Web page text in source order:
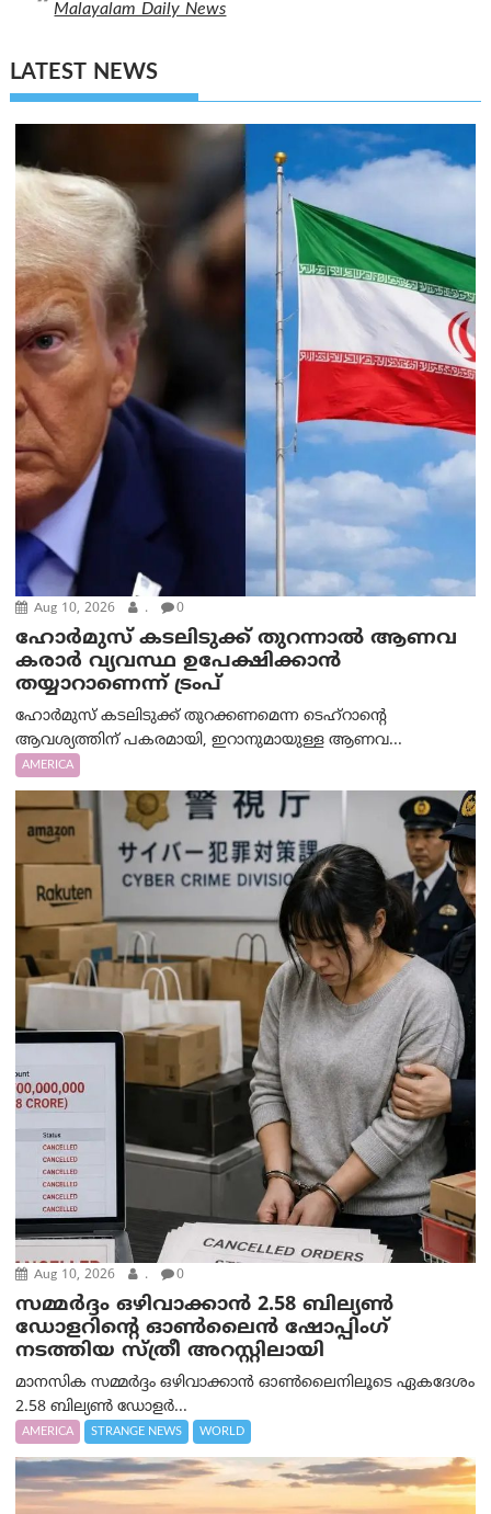
Malayalam Daily News
LATEST NEWS
Aug 10, 2026 . 0
ഹോർമുസ് കടലിടുക്ക് തുറന്നാൽ ആണവ
കരാർ വ്യവസ്ഥ ഉപേക്ഷിക്കാൻ
തയ്യാറാണെന്ന് ട്രം‌പ്
ഹോർമുസ് കടലിടുക്ക് തുറക്കണമെന്ന ടെഹ്‌റാന്റെ
ആവശ്യത്തിന് പകരമായി, ഇറാനുമായുള്ള ആണവ...
AMERICA
Aug 10, 2026 . 0
സമ്മര്‍ദ്ദം ഒഴിവാക്കാന്‍ 2.58 ബില്യൺ
ഡോളറിന്റെ ഓണ്‍ലൈന്‍ ഷോപ്പിംഗ്
നടത്തിയ സ്ത്രീ അറസ്റ്റിലായി
മാനസിക സമ്മര്‍ദ്ദം ഒഴിവാക്കാന്‍ ഓണ്‍ലൈനിലൂടെ ഏകദേശം
2.58 ബില്യൺ ഡോളർ...
AMERICA STRANGE NEWS WORLD